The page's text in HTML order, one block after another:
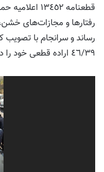
قطعنامه
رفتارها و مجازات‌های
رساند و سرانجام با
٤٦/٣٩ اراده قطعی خود را در برخورد با چنین رفتارهایی نشان داد.